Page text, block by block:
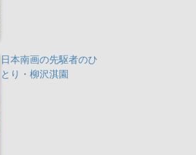
日本南画の先駆者のひ
とり・柳沢淇園